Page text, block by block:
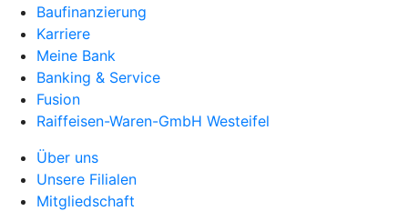
Baufinanzierung
Karriere
Meine Bank
Banking & Service
Fusion
Raiffeisen-Waren-GmbH Westeifel
Über uns
Unsere Filialen
Mitgliedschaft